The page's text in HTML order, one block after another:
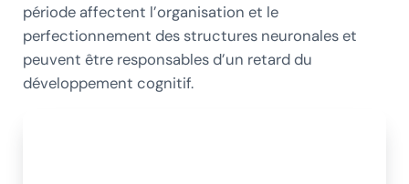
période affectent l’organisation et le
perfectionnement des structures neuronales et
peuvent être responsables d’un retard du
développement cognitif.